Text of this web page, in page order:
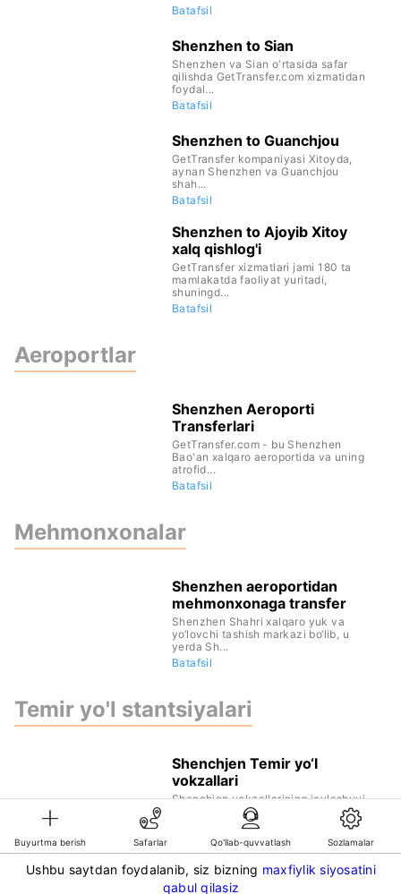
Buyurtma berish Safarlar Qo'llab-quvvatlash Sozlamalar
Ushbu saytdan foydalanib, siz bizning maxfiylik siyosatini
qabul qilasiz
Batafsil
Shenzhen to Sian
Shenzhen va Sian o'rtasida safar
qilishda GetTransfer.com xizmatidan
foydal...
Batafsil
Shenzhen to Guanchjou
GetTransfer kompaniyasi Xitoyda,
aynan Shenzhen va Guanchjou
shah...
Batafsil
Shenzhen to Ajoyib Xitoy
xalq qishlog'i
GetTransfer xizmatlari jami 180 ta
mamlakatda faoliyat yuritadi,
shuningd...
Batafsil
Aeroportlar
Shenzhen Aeroporti
Transferlari
GetTransfer.com - bu Shenzhen
Bao'an xalqaro aeroportida va uning
atrofid...
Batafsil
Mehmonxonalar
Shenzhen aeroportidan
mehmonxonaga transfer
Shenzhen Shahri xalqaro yuk va
yo‘lovchi tashish markazi bo‘lib, u
yerda Sh...
Batafsil
Temir yo'l stantsiyalari
Shenchjen Temir yo‘l
vokzallari
Shenchjen vokzallarining joylashuvi
shahar transport tarmoqlari bilan
Batafsil
©KG GLOBAL LIMITED. GetTransfer® is trademark of KG GLOBAL LIMITED.